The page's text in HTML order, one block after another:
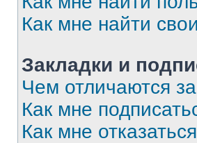
Как мне найти
Закладки и
Чем отличаются
Как мне
Как мне